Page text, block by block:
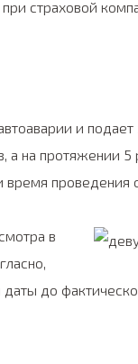
страховой
и подает
на протяжении 5
время проведения
в
до